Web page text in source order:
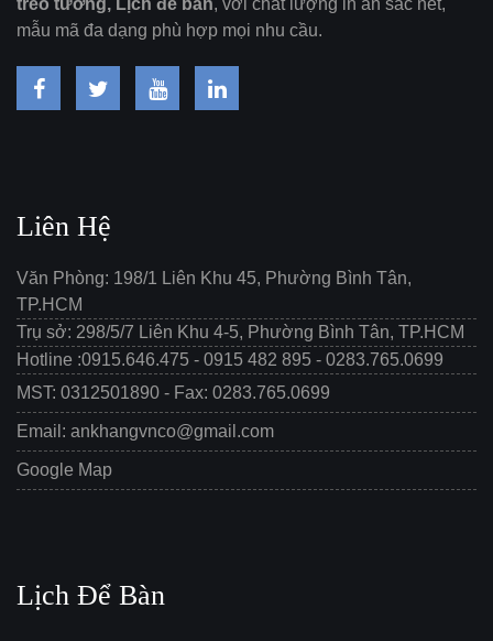
mẫu mã đa dạng phù hợp mọi nhu cầu.
Liên Hệ
Văn Phòng: 198/1 Liên Khu 45, Phường Bình Tân,
TP.HCM
Trụ sở: 298/5/7 Liên Khu 4-5, Phường Bình Tân, TP.HCM
Hotline :0915.646.475 - 0915 482 895 - 0283.765.0699
MST: 0312501890 - Fax: 0283.765.0699
Email: ankhangvnco@gmail.com
Google Map
Lịch Để Bàn